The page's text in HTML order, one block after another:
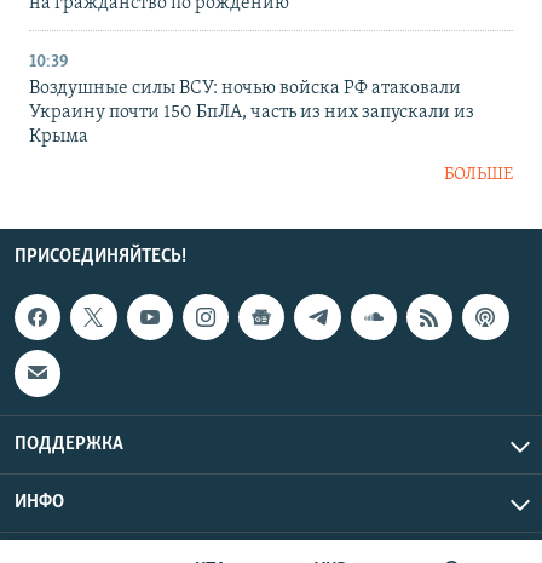
10:39
Воздушные силы ВСУ: ночью войска РФ атаковали
Украину почти 150 БпЛА, часть из них запускали из
Крыма
БОЛЬШЕ
ПРИСОЕДИНЯЙТЕСЬ!
ПОДДЕРЖКА
ИНФО